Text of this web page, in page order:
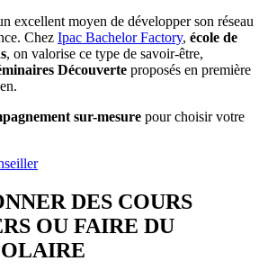
excellent moyen de développer son réseau
Chez Ipac Bachelor Factory, école de
, on valorise ce type de savoir-être,
Découverte proposés en première
sur-mesure pour choisir votre
DES COURS
OU FAIRE DU